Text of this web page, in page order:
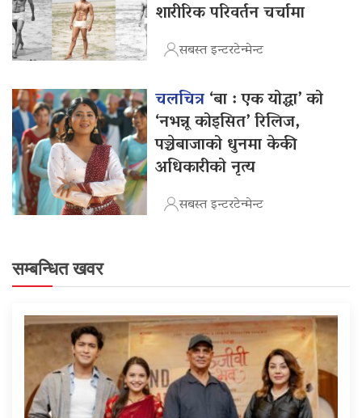
शारीरिक परिवर्तन चर्चामा
सबस्त इन्टरटेन्मेन्ट
चलचित्र‘बा : एक योद्धा’ को
‘नभन्नू कोइसित’ रिलिज,
पञ्चेबाजाको धुनमा केकी
अधिकारीको नृत्य
सबस्त इन्टरटेन्मेन्ट
सम्बन्धित खवर